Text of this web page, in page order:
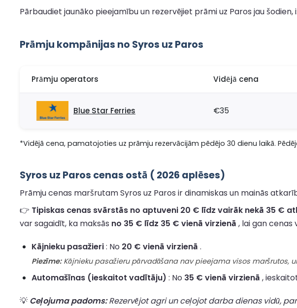
Pārbaudiet jaunāko pieejamību un rezervējiet prāmi uz Paros jau
Prāmju kompānijas no Syros uz Paros
Prāmju operators Vidējā cena
Blue Star Ferries €35
*Vidējā cena, pamatojoties uz prāmju rezervācijām pēdējo 30 dienu laikā.
Syros uz Paros cenas ostā ( 2026 aplēses)
Prāmju cenas maršrutam Syros uz Paros ir dinamiskas un mainās
👉 Tipiskas cenas svārstās no aptuveni 20 € līdz vairāk nekā 35 €
var sagaidīt, ka maksās no 35 € līdz 35 € vienā virzienā , lai gan cenas
Kājnieku pasažieri: No 20 € vienā virzienā .
Piezīme:Kājnieku pasažieru pārvadāšana nav pieejama visos maršrutos,
Automašīnas (ieskaitot vadītāju) : No 35 € vienā virzienā ,
💡 Ceļojuma padoms:Rezervējot agri un ceļojot darba dienas vidū,